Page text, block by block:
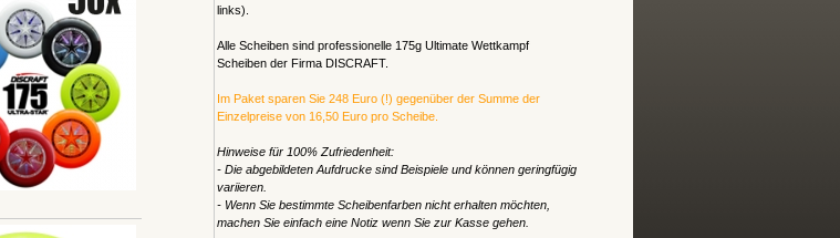
links).
Alle Scheiben sind professionelle 175g Ultimate Wettkampf
Scheiben der Firma DISCRAFT.
Im Paket sparen Sie 248 Euro (!) gegenüber der Summe der
Einzelpreise von 16,50 Euro pro Scheibe.
Hinweise für 100% Zufriedenheit:
- Die abgebildeten Aufdrucke sind Beispiele und können geringfügig
variieren.
- Wenn Sie bestimmte Scheibenfarben nicht erhalten möchten,
machen Sie einfach eine Notiz wenn Sie zur Kasse gehen.